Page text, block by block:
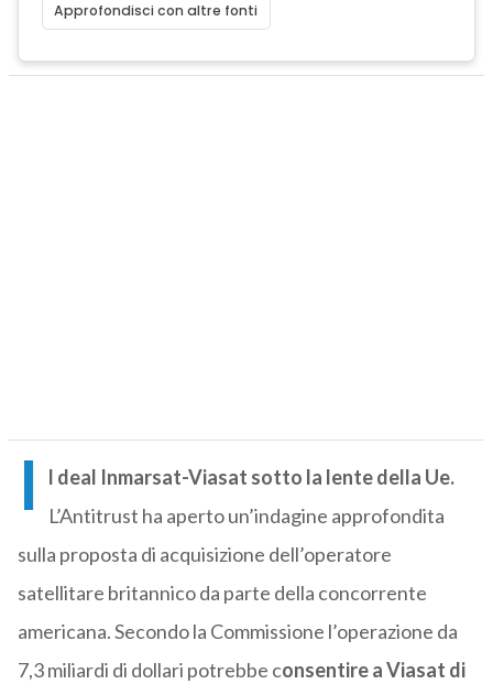
Approfondisci con altre fonti
I
l deal Inmarsat-Viasat sotto la lente della Ue.
L’Antitrust ha aperto un’indagine approfondita
sulla proposta di acquisizione dell’operatore
satellitare britannico da parte della concorrente
americana. Secondo la Commissione l’operazione da
7,3 miliardi di dollari potrebbe consentire a Viasat di